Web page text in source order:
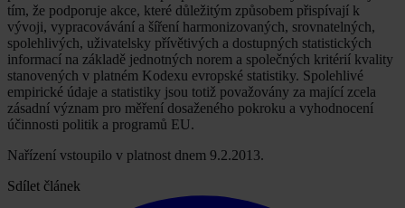
tím, že podporuje akce, které důležitým způsobem přispívají k
vývoji, vypracovávání a šíření harmonizovaných, srovnatelných,
spolehlivých, uživatelsky přívětivých a dostupných statistických
informací na základě jednotných norem a společných kritérií kvality
stanovených v platném Kodexu evropské statistiky. Spolehlivé
empirické údaje a statistiky jsou totiž považovány za mající zcela
zásadní význam pro měření dosaženého pokroku a vyhodnocení
účinnosti politik a programů EU.
Nařízení vstoupilo v platnost dnem 9.2.2013.
Sdílet článek